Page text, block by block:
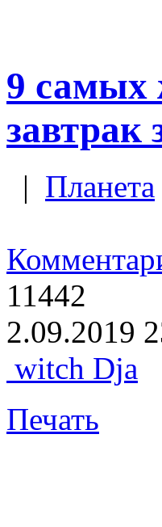
9 самых
завтрак
| Планета
11442
2.09.2019
witch Dja
Печать